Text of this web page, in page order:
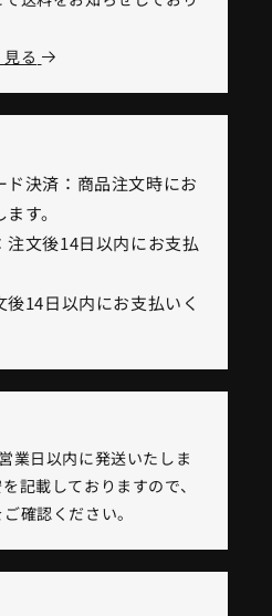
る
ド決済：商品注文時にお
す。
注文後14日以内にお支払
14日以内にお支払いく
業日以内に発送いたしま
記載しておりますので、
確認ください。